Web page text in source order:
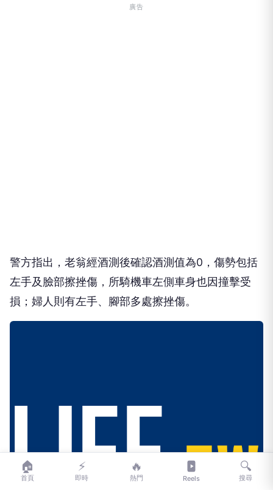
廣告
警方指出，老翁經酒測後確認酒測值為0，傷勢包括
左手及臉部擦挫傷，所騎機車左側車身也因撞擊受
損；婦人則有左手、腳部多處擦挫傷。
🏠
首頁
⚡
即時
🔥
熱門 Reels
🔍
搜尋